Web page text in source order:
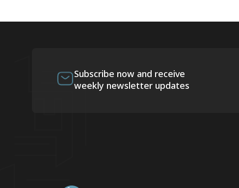
Subscribe now and receive
weekly newsletter updates